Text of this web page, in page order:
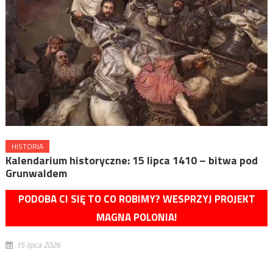
HISTORIA
Kalendarium historyczne: 15 lipca 1410 – bitwa pod
Grunwaldem
PODOBA CI SIĘ TO CO ROBIMY? WESPRZYJ PROJEKT
MAGNA POLONIA!
15 lipca 2026